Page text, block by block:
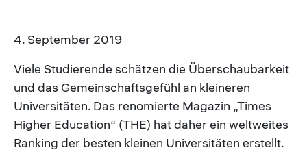
4. September 2019
Viele Studierende schätzen die Überschaubarkeit
und das Gemeinschaftsgefühl an kleineren
Universitäten. Das renomierte Magazin „Times
Higher Education“ (THE) hat daher ein weltweites
Ranking der besten kleinen Universitäten erstellt.